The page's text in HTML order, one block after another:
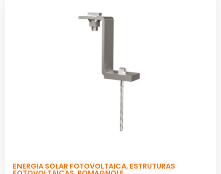
ENERGIA SOLAR FOTOVOLTAICA, ESTRUTURAS